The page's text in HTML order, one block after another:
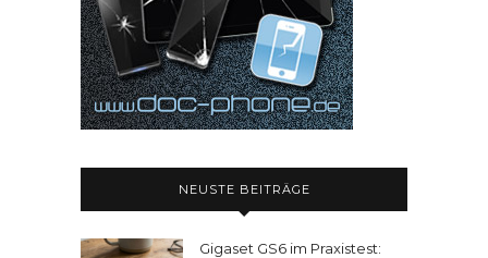
NEUSTE BEITRÄGE
Gigaset GS6 im Praxistest: